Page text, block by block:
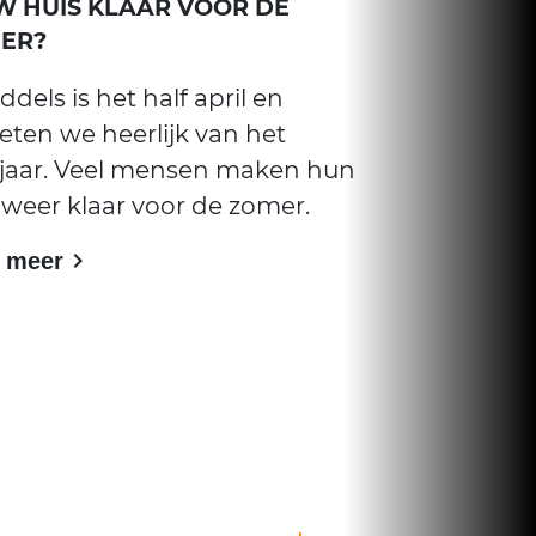
HUIS KLAAR VOOR DE
is het half april en
we heerlijk van het
Veel mensen maken hun
klaar voor de zomer.
meer